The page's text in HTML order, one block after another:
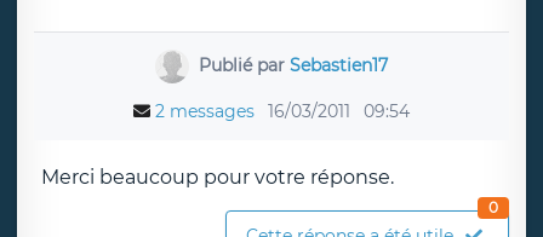
Publié par Sebastien17
2 messages 16/03/2011 09:54
Merci beaucoup pour votre réponse.
0